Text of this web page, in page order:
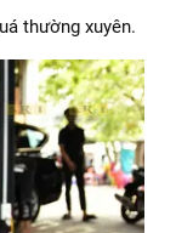
thường xuyên.